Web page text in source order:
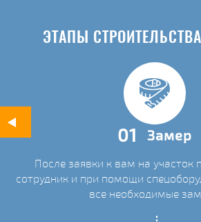
ЭТАПЫ
01 Замер
После заявки к вам на участок
сотрудник и при помощи
все необходимые